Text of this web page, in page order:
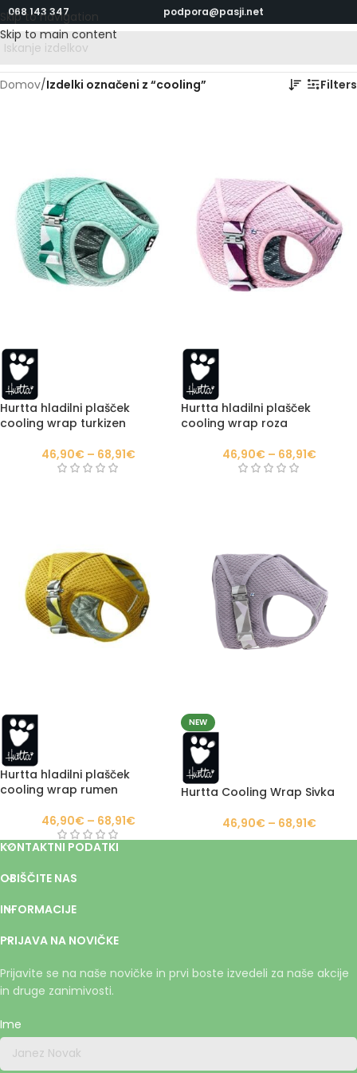
Skip to navigation
Skip to main content
068 143 347 podpora@pasji.net
Domov/Izdelki označeni z “cooling” Filters
Hurtta hladilni plašček
cooling wrap turkizen
46,90€ – 68,91€
Hurtta hladilni plašček
cooling wrap roza
46,90€ – 68,91€
Hurtta hladilni plašček
cooling wrap rumen
46,90€ – 68,91€
NEW
Hurtta Cooling Wrap Sivka
46,90€ – 68,91€
KONTAKTNI PODATKI
OBIŠČITE NAS
INFORMACIJE
PRIJAVA NA NOVIČKE
Prijavite se na naše novičke in prvi boste izvedeli za naše akcije
in druge zanimivosti.
Ime